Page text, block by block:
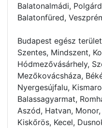
Balatonalmádi,
Balatonfüred,
Budapest egész
Szentes, Mindszent,
Hódmezővásárhely,
Mezőkovácsháza,
Nyergesújfalu,
Balassagyarmat,
Aszód, Hatvan,
Kiskőrös, Kecel,